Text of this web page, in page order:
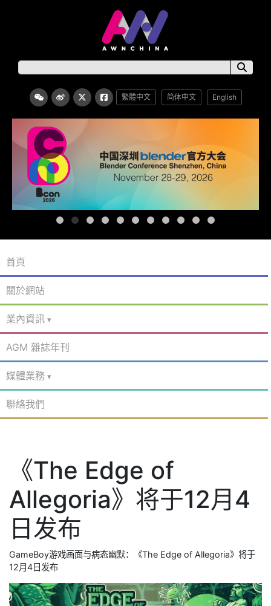
繁體中文 简体中文 English
首頁
關於網站
業內資訊
AGM 雜誌年刊
媒體業務
聯絡我們
《The Edge of
Allegoria》将于12月4
日发布
GameBoy游戏画面与病态幽默：《The Edge of Allegoria》将于
12月4日发布